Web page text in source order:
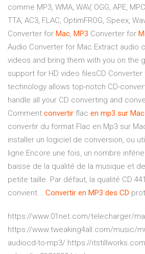
comme MP3, WMA, WAV, OGG, APE,
TTA, AC3, FLAC, OptimFROG, Speex,
Converter for Mac, MP3 Converter for
Audio Converter for Mac Extract audio
videos and bring them with you on the
support for HD video filesCD
technology allows top-notch CD-
handle all your CD converting and
Comment convertir flac en mp3 sur Mac
convertir du format Flac en Mp3 sur
installer un logiciel de conversion, ou
ligne.Encore une fois, un nombre
baisse de la qualité de la musique et
petite taille. Par défaut, la qualité CD
convient... Convertir en MP3 des CD
https://www.01net.com/telecharger/
https://www.tweaking4all.com/music/
audiocd-to-mp3/ https://